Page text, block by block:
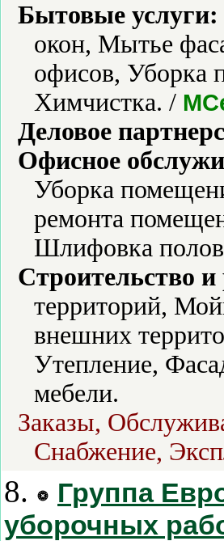
Бытовые услуги:
окон, Мытье
офисов, Уборка
Химчистка. /
Деловое
Офисное
Уборка
ремонта
Шлифовка
Строительство
территорий,
внешних
Утепление,
мебели.
Заказы,
Снабжение,
8.
Группа
уборочных